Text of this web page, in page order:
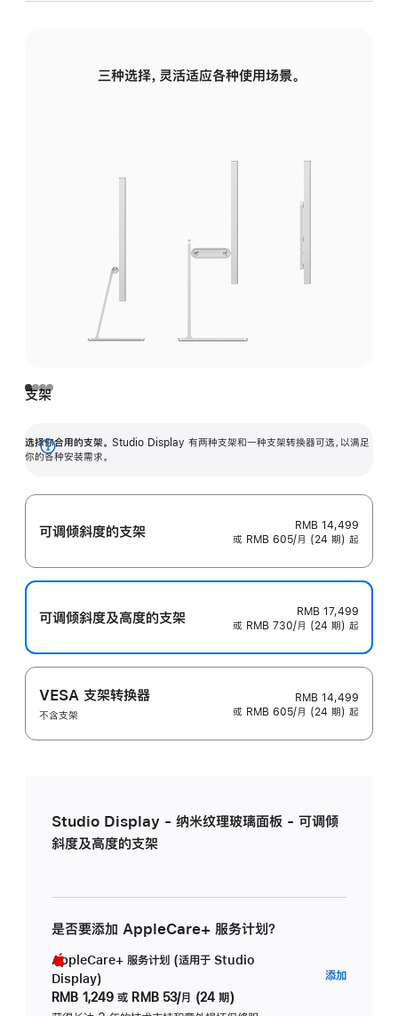
三种选择，灵活适应各种使用场景。
支架
选择你合用的支架。 Studio Display 有两种支架和一种支架转换器可选，以满足
你的各种安装需求。
展
可调倾斜度的支架
RMB 14,499
或 RMB 605/月 (24 期) 起
可调倾斜度及高‍度的支‍架
RMB 17,499
或 RMB 730/月 (24 期) 起
VESA 支架转换器
不含支架
RMB 14,499
或 RMB 605/月 (24 期) 起
Studio Display - 纳米纹理玻璃面板 - 可调倾
斜度及高度的支架
是否要添加 AppleCare+ 服务计划？
AppleCare+ 服务计划 (适用于 Studio
Display)
RMB 1,249 或 RMB 53/月 (24 期)
添加